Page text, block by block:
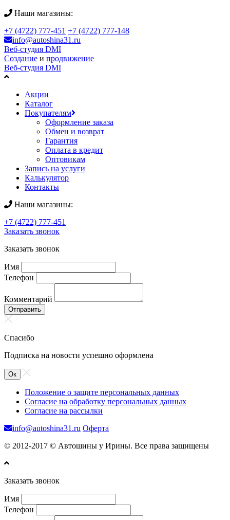
Наши магазины:
+7 (4722) 777-451 +7 (4722) 777-148
info@autoshina31.ru
Веб-студия DMI
Создание и продвижение
Веб-студия DMI
Акции
Каталог
Покупателям
Оформление заказа
Обмен и возврат
Гарантия
Оплата в кредит
Оптовикам
Запись на услуги
Калькулятор
Контакты
Наши магазины:
+7 (4722) 777-451
Заказать звонок
Заказать звонок
Имя
Телефон
Комментарий
Отправить
Спасибо
Подписка на новости успешно оформлена
Ок
Положение о защите персональных данных
Согласие на обработку персональных данных
Согласие на рассылки
info@autoshina31.ru Оферта
© 2012-2017 © Автошины у Ирины. Все права защищены
Заказать звонок
Имя
Телефон